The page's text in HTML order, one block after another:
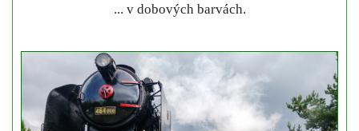
... v dobových barvách.